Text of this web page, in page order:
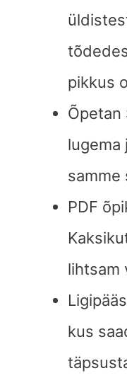
pikkus
Õpetan
lugema
samme
PDF
lihtsam
kus